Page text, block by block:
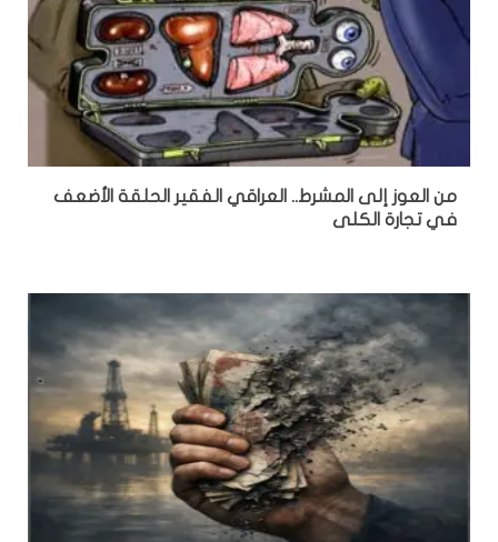
من العوز إلى المشرط.. العراقي الفقير الحلقة الأضعف
في تجارة الكلى